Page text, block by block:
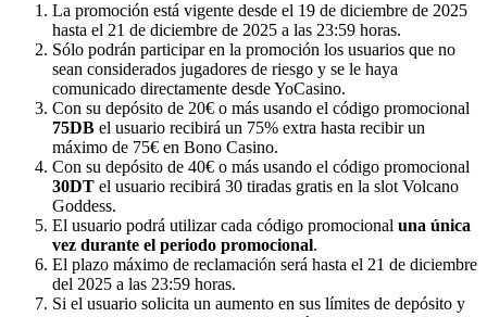
La promoción está vigente desde el 19 de diciembre de 2025
hasta el 21 de diciembre de 2025 a las 23:59 horas.
Sólo podrán participar en la promoción los usuarios que no
sean considerados jugadores de riesgo y se le haya
comunicado directamente desde YoCasino.
Con su depósito de 20€ o más usando el código promocional
75DB el usuario recibirá un 75% extra hasta recibir un
máximo de 75€ en Bono Casino.
Con su depósito de 40€ o más usando el código promocional
30DT el usuario recibirá 30 tiradas gratis en la slot Volcano
Goddess.
El usuario podrá utilizar cada código promocional una única
vez durante el periodo promocional.
El plazo máximo de reclamación será hasta el 21 de diciembre
del 2025 a las 23:59 horas.
Si el usuario solicita un aumento en sus límites de depósito y